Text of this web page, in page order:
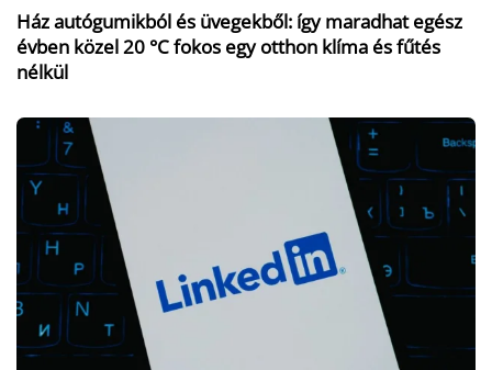
Ház autógumikból és üvegekből: így maradhat egész
évben közel 20 °C fokos egy otthon klíma és fűtés
nélkül